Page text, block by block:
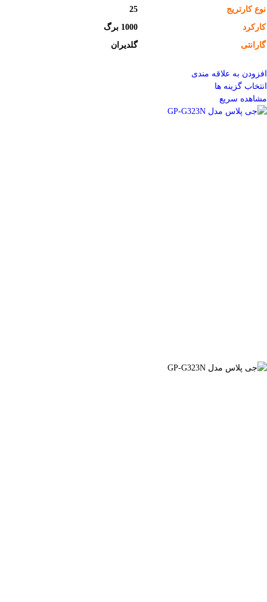
نوع کارتریج
25
کارکرد
1000 برگ
گارانتی
گلدیران
افزودن به علاقه مندی
انتخاب گزینه ها
مشاهده سریع